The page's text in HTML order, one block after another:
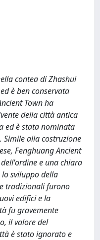
contea di Zhashui
è ben conservata
Town ha
della città antica
ed è stata nominata
Simile alla costruzione
Fenghuang Ancient
e una chiara
sviluppo della
tradizionali furono
edifici e la
fu gravemente
il valore del
è stato ignorato e